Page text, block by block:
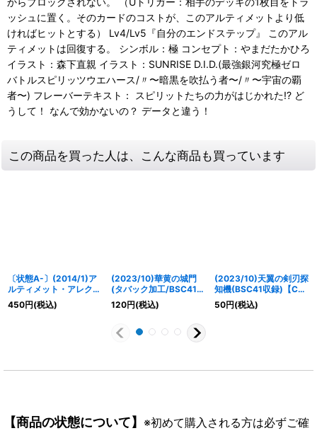
ッシュに置く。そのカードのコストが、このアルティメットより低
ければヒットとする） Lv4/Lv5『自分のエンドステップ』 このアル
ティメットは回復する。 シンボル：極 コンセプト：やまだたかひろ
イラスト：森下直親 イラスト：SUNRISE D.I.D.(最強銀河究極ゼロ
バトルスピリッツウエハース/〃〜暗黒を吹払う者〜/〃〜宇宙の覇
者〜) フレーバーテキスト： スピリットたちの力がはじかれた!? ど
うして！ なんで効かないの？ データと違う！
この商品を買った人は、こんな商品も買っています
〔状態A-〕(2014/1)ア
ルティメット・アレクサ
ンダー【X】{SD24-
X01}《青》
450円(税込)
(2023/10)華黄の城門
(タバック加工/BSC41収
録)【C】{BS32-068}
《黄》
120円(税込)
(2023/10)天翼の剣刃探
知機(BSC41収録)【C】
{BS30-069}《黄》
50円(税込)
【商品の状態について】 ※初めて購入される方は必ずご確